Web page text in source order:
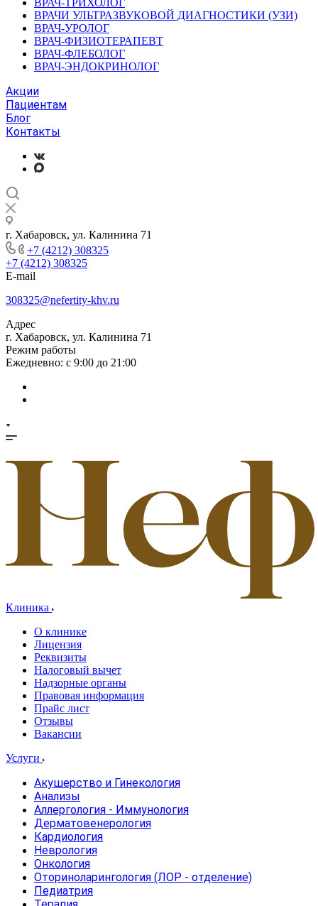
ВРАЧ-ТРИХОЛОГ
ВРАЧИ УЛЬТРАЗВУКОВОЙ ДИАГНОСТИКИ (УЗИ)
ВРАЧ-УРОЛОГ
ВРАЧ-ФИЗИОТЕРАПЕВТ
ВРАЧ-ФЛЕБОЛОГ
ВРАЧ-ЭНДОКРИНОЛОГ
Акции
Пациентам
Блог
Контакты
г. Хабаровск, ул. Калинина 71
+7 (4212) 308325
+7 (4212) 308325
E-mail
308325@nefertity-khv.ru
Адрес
г. Хабаровск, ул. Калинина 71
Режим работы
Ежедневно: с 9:00 до 21:00
Клиника
О клинике
Лицензия
Реквизиты
Налоговый вычет
Надзорные органы
Правовая информация
Прайс лист
Отзывы
Вакансии
Услуги
Акушерство и Гинекология
Анализы
Аллергология - Иммунология
Дерматовенерология
Кардиология
Неврология
Онкология
Оториноларингология (ЛОР - отделение)
Педиатрия